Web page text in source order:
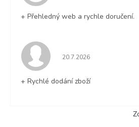
+ Přehledný web a rychle doručení.
Hodnocení obchodu je 5
20.7.2026
+ Rychlé dodání zboží